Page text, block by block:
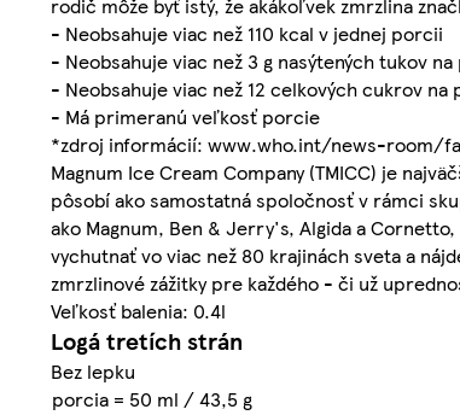
rodič môže byť istý, že akákoľvek zmrzlina
- Neobsahuje viac než 110 kcal v jednej porcii
- Neobsahuje viac než 3 g nasýtených tukov
- Neobsahuje viac než 12 celkových cukrov na
- Má primeranú veľkosť porcie
*zdroj informácií: www.who.int/news-room/
Magnum Ice Cream Company (TMICC) je
pôsobí ako samostatná spoločnosť v rámci
ako Magnum, Ben & Jerry's, Algida a
vychutnať vo viac než 80 krajinách sveta a
zmrzlinové zážitky pre každého - či už
Veľkosť balenia: 0.4l
Logá tretích strán
Bez lepku
porcia = 50 ml / 43,5 g